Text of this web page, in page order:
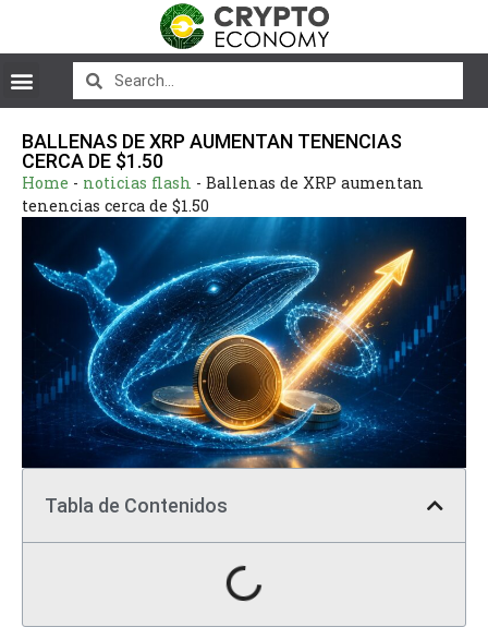
BALLENAS DE XRP AUMENTAN TENENCIAS
CERCA DE $1.50
Home - noticias flash - Ballenas de XRP aumentan
tenencias cerca de $1.50
Tabla de Contenidos